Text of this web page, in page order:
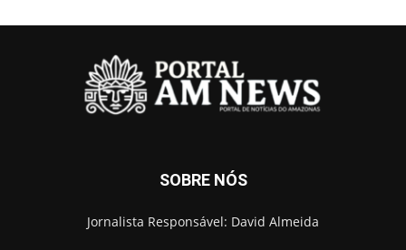
SOBRE NÓS
Jornalista Responsável: David Almeida